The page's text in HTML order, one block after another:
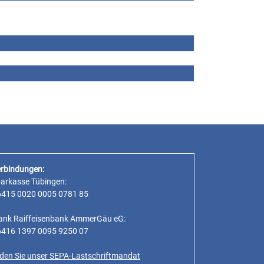
Tübingen:
0020 0005 0781 85
Raiffeisenbank AmmerGäu eG:
1397 0095 9250 07
Sie unser SEPA-Lastschriftmandat